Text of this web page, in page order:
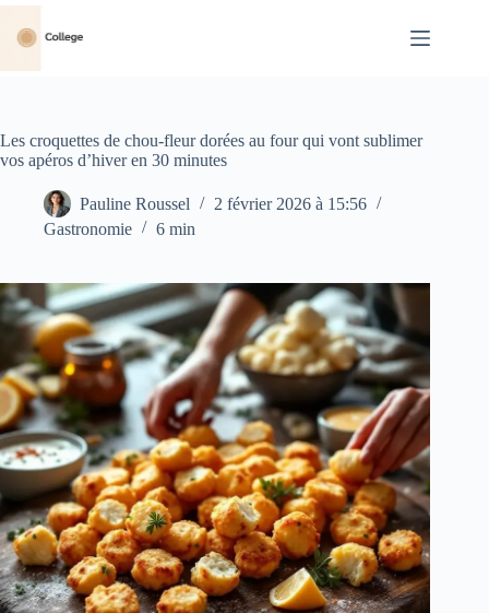
Passer
contenu
Les croquettes de chou-fleur dorées au four qui vont sublimer
vos apéros d’hiver en 30 minutes
Pauline Roussel
2 février 2026 à 15:56
Gastronomie
6 min